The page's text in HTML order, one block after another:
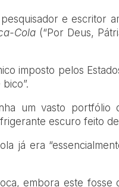
e escritor
Cola (“Por Deus,
imposto pelos
um vasto portfólio
escuro feito
já era
embora este fosse